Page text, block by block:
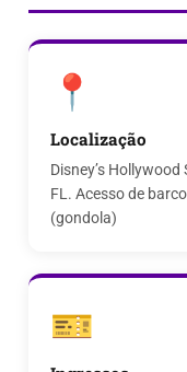
📍
Localização
Disney’s
FL. Acesso de
(gondola)
🎫